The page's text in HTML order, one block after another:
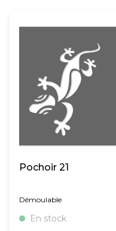
Pochoir 21
Démoulable
En stock